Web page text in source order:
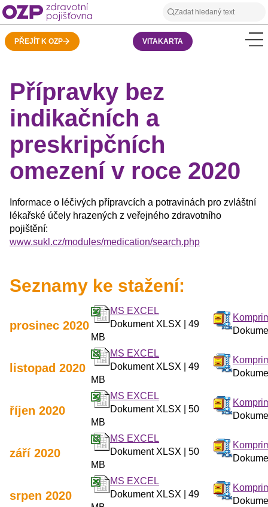
PŘEJÍT K OZP VITAKARTA
Přípravky bez
indikačních a
preskripčních
omezení v roce 2020
Informace o léčivých přípravcích a potravinách pro zvláštní
lékařské účely hrazených z veřejného zdravotního
pojištění:
www.sukl.cz/modules/medication/search.php
Seznamy ke stažení:
prosinec 2020
MS EXCEL
Dokument XLSX | 49
MB
listopad 2020
MS EXCEL
Dokument XLSX | 49
MB
říjen 2020
MS EXCEL
Dokument XLSX | 50
MB
září 2020
MS EXCEL
Dokument XLSX | 50
MB
srpen 2020
MS EXCEL
Dokument XLSX | 49